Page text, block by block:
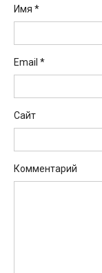
Имя *
Email *
Сайт
Комментарий